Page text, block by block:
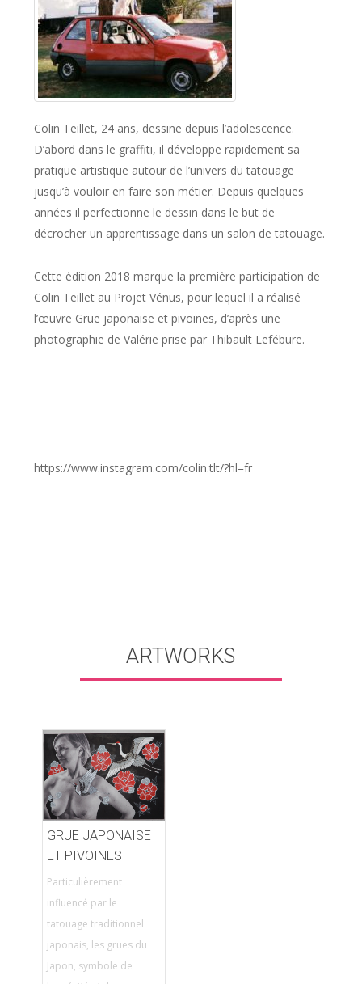
Colin Teillet, 24 ans, dessine depuis l’adolescence.
D’abord dans le graffiti, il développe rapidement sa
pratique artistique autour de l’univers du tatouage
jusqu’à vouloir en faire son métier. Depuis quelques
années il perfectionne le dessin dans le but de
décrocher un apprentissage dans un salon de tatouage.
Cette édition 2018 marque la première participation de
Colin Teillet au Projet Vénus, pour lequel il a réalisé
l’œuvre Grue japonaise et pivoines, d’après une
photographie de Valérie prise par Thibault Lefébure.
https://www.instagram.com/colin.tlt/?hl=fr
ARTWORKS
GRUE JAPONAISE
ET PIVOINES
Particulièrement
influencé par le
tatouage traditionnel
japonais, les grues du
Japon, symbole de